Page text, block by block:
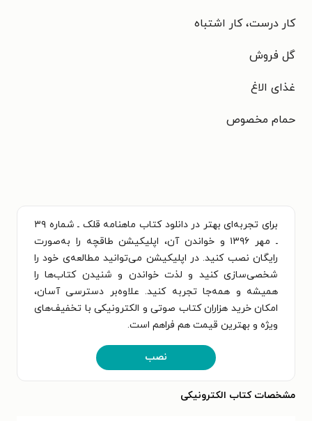
کار درست، کار اشتباه
گل فروش
غذای الاغ
حمام مخصوص
برای تجربه‌ای بهتر در دانلود کتاب ماهنامه قلک ـ شماره ۳۹
ـ مهر ۱۳۹۶ و خواندن آن، اپلیکیشن طاقچه را به‌صورت
رایگان نصب کنید. در اپلیکیشن می‌توانید مطالعه‌ی خود را
شخصی‌سازی کنید و لذت خواندن و شنیدن کتاب‌ها را
همیشه و همه‌جا تجربه کنید. علاوه‌بر دسترسی آسان،
امکان خرید هزاران کتاب صوتی و الکترونیکی با تخفیف‌های
ویژه و بهترین قیمت هم فراهم است.
نصب
مشخصات کتاب الکترونیکی